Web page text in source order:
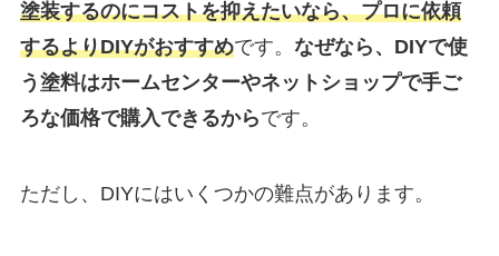
塗装するのにコストを抑えたいなら、プロに依頼
するよりDIYがおすすめです。 なぜなら、DIYで使
う塗料はホームセンターやネットショップで手ご
ろな価格で購入できるからです。
ただし、DIYにはいくつかの難点があります。